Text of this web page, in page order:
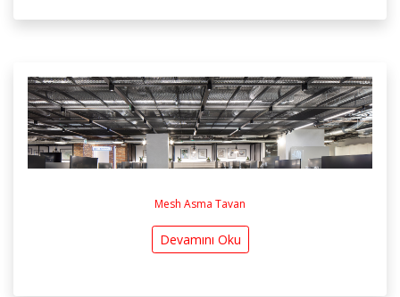
Mesh Asma Tavan
Devamını Oku